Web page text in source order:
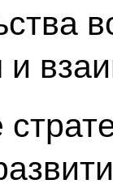
и